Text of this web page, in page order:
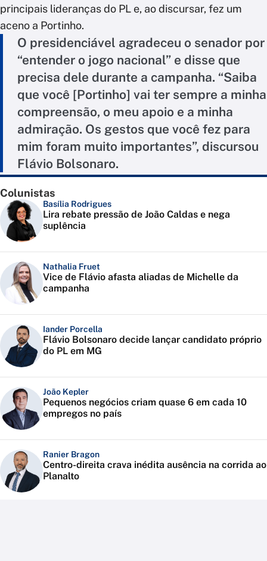
principais lideranças do PL e, ao discursar, fez um
aceno a Portinho.
O presidenciável agradeceu o senador por
“entender o jogo nacional” e disse que
precisa dele durante a campanha. “Saiba
que você [Portinho] vai ter sempre a minha
compreensão, o meu apoio e a minha
admiração. Os gestos que você fez para
mim foram muito importantes”, discursou
Flávio Bolsonaro.
Colunistas
Basília Rodrigues
Lira rebate pressão de João Caldas e nega
suplência
Nathalia Fruet
Vice de Flávio afasta aliadas de Michelle da
campanha
Iander Porcella
Flávio Bolsonaro decide lançar candidato próprio
do PL em MG
João Kepler
Pequenos negócios criam quase 6 em cada 10
empregos no país
Ranier Bragon
Centro-direita crava inédita ausência na corrida ao
Planalto